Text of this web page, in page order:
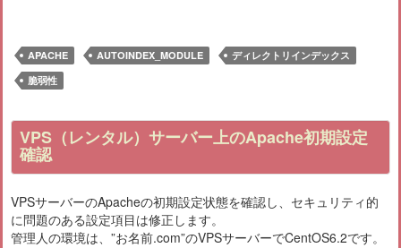
APACHE AUTOINDEX_MODULE
ディレクトリインデックス
脆弱性
VPS（レンタル）サーバー上のApache初期設定
確認
VPSサーバーのApacheの初期設定状態を確認し、セキュリティ的
に問題のある設定項目は修正します。
管理人の環境は、”お名前.com”のVPSサーバーでCentOS6.2です。